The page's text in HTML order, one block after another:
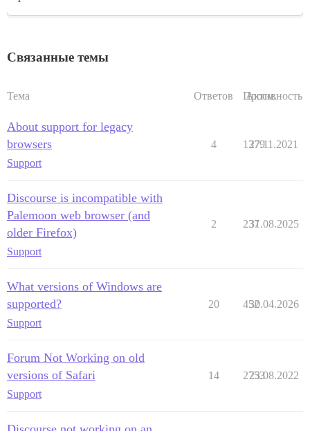
Связанные темы
Тема Ответов Просм.
Активность
About support for legacy
browsers
Support
4 1379
27.11.2021
Discourse is incompatible with
Palemoon web browser (and
older Firefox)
Support
2 237
31.08.2025
What versions of Windows are
supported?
Support
20 452
30.04.2026
Forum Not Working on old
versions of Safari
Support
14 2753
23.08.2022